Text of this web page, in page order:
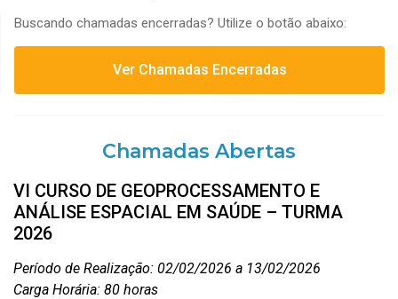
Buscando chamadas encerradas? Utilize o botão abaixo:
Ver Chamadas Encerradas
Chamadas Abertas
VI CURSO DE GEOPROCESSAMENTO E
ANÁLISE ESPACIAL EM SAÚDE – TURMA
2026
Período de Realização: 02/02/2026 a 13/02/2026
Carga Horária: 80 horas